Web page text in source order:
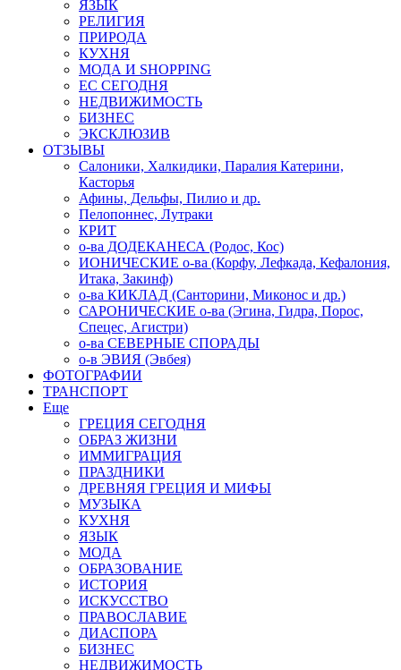
ЯЗЫК
РЕЛИГИЯ
ПРИРОДА
КУХНЯ
МОДА И SHOPPING
ЕС СЕГОДНЯ
НЕДВИЖИМОСТЬ
БИЗНЕС
ЭКСКЛЮЗИВ
ОТЗЫВЫ
Салоники, Халкидики, Паралия Катерини,
Касторья
Афины, Дельфы, Пилио и др.
Пелопоннес, Лутраки
КРИТ
о-ва ДОДЕКАНЕСА (Родос, Кос)
ИОНИЧЕСКИЕ о-ва (Корфу, Лефкада, Кефалония,
Итака, Закинф)
о-ва КИКЛАД (Санторини, Миконос и др.)
САРОНИЧЕСКИЕ о-ва (Эгина, Гидра, Порос,
Спецес, Агистри)
о-ва СЕВЕРНЫЕ СПОРАДЫ
о-в ЭВИЯ (Эвбея)
ФОТОГРАФИИ
ТРАНСПОРТ
Еще
ГРЕЦИЯ СЕГОДНЯ
ОБРАЗ ЖИЗНИ
ИММИГРАЦИЯ
ПРАЗДНИКИ
ДРЕВНЯЯ ГРЕЦИЯ И МИФЫ
МУЗЫКА
КУХНЯ
ЯЗЫК
МОДА
ОБРАЗОВАНИЕ
ИСТОРИЯ
ИСКУССТВО
ПРАВОСЛАВИЕ
ДИАСПОРА
БИЗНЕС
НЕДВИЖИМОСТЬ